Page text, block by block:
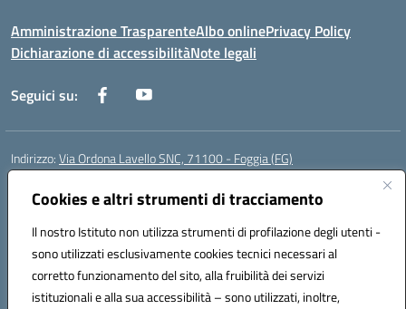
Cookies e altri strumenti di tracciamento
Il nostro Istituto non utilizza strumenti di profilazione degli utenti -
sono utilizzati esclusivamente cookies tecnici necessari al
corretto funzionamento del sito, alla fruibilità dei servizi
istituzionali e alla sua accessibilità – sono utilizzati, inoltre,
Amministrazione TrasparenteAlbo onlinePrivacy Policy
Dichiarazione di accessibilitàNote legali
Seguici su:
Indirizzo:Via Ordona Lavello SNC, 71100 - Foggia (FG)
Centralino:
Posta elettronica certificata (PEC):fgmm00700x@pec.istruzione.it
Codice fiscale: 80002860718
Codice meccanografico:FGMM00700X
Codice Indice delle Pubbliche Amministrazioni (IPA): istsc_fgmm00700x
Codice unico di fatturazione (CUF): UFP3H5